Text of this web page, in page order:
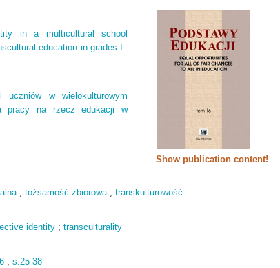
Show publication content!
in a multicultural school
education in grades I–
uczniów w wielokulturowym
pracy na rzecz edukacji w
;tożsamość zbiorowa;transkulturowość
identity ;transculturality
;s.25-38